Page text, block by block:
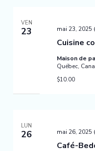
VEN
23
Cuisine
mai 23, 2025
Maison de
Québec,
$10.00
LUN
26
Café-
mai 26, 2025